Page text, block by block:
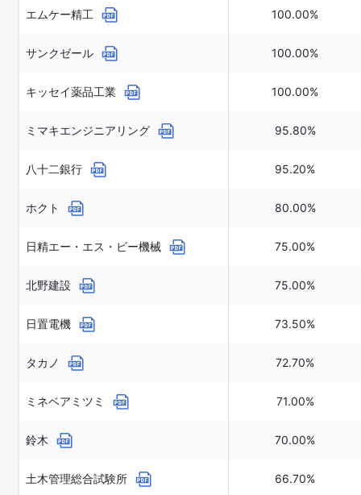
エムケー精工 100.00%
サンクゼール 100.00%
キッセイ薬品工業 100.00%
ミマキエンジニアリング 95.80%
八十二銀行 95.20%
ホクト 80.00%
日精エー・エス・ビー機械 75.00%
北野建設 75.00%
日置電機 73.50%
タカノ 72.70%
ミネベアミツミ 71.00%
鈴木 70.00%
土木管理総合試験所 66.70%